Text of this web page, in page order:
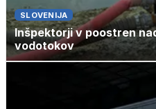
SLOVENIJA
Inšpektorji v poostren
vodotokov